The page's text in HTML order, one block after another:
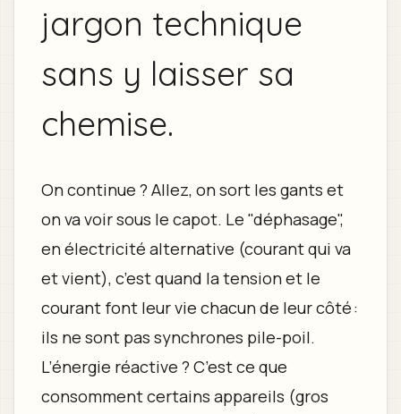
jargon technique
sans y laisser sa
chemise.
On continue ? Allez, on sort les gants et
on va voir sous le capot. Le "déphasage",
en électricité alternative (courant qui va
et vient), c’est quand la tension et le
courant font leur vie chacun de leur côté :
ils ne sont pas synchrones pile-poil.
L’énergie réactive ? C’est ce que
consomment certains appareils (gros